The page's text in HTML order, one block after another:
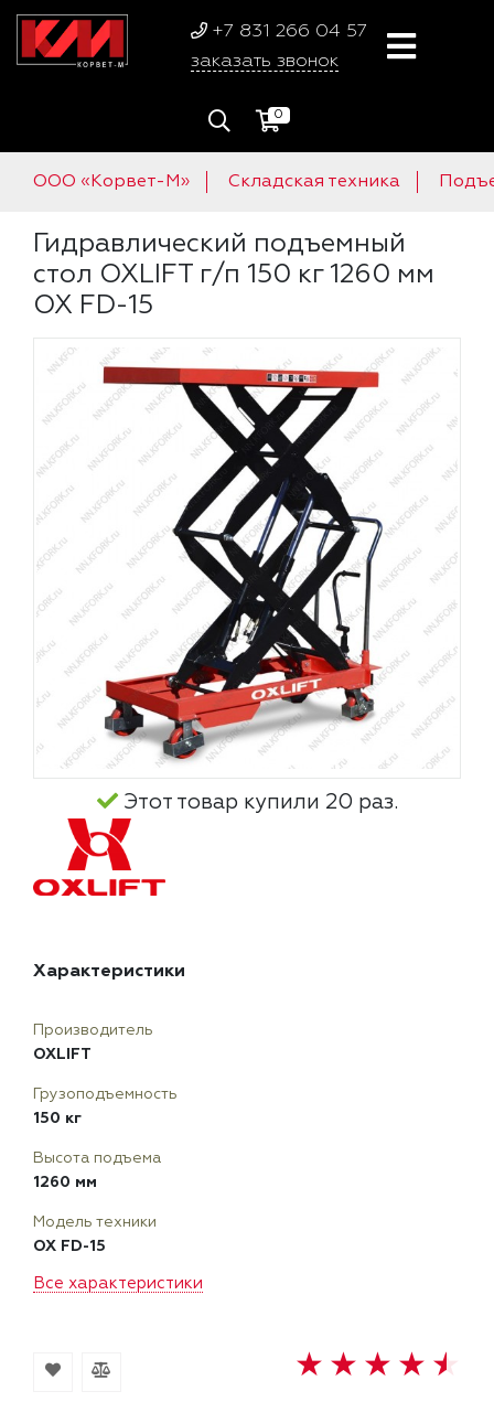
+7 831 266 04 57
заказать звонок
0
ООО «Корвет-М» Складская техника
Гидравлический подъемный
стол OXLIFT г/п 150 кг 1260 мм
OX FD-15
Этот товар купили 20 раз.
Характеристики
Все характеристики
Производитель
OXLIFT
Грузоподъемность
150 кг
Высота подъема
1260 мм
Модель техники
OX FD-15